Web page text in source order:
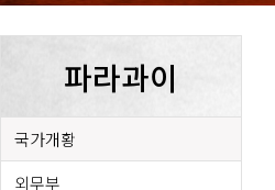
파라과이
국가개황
외무부